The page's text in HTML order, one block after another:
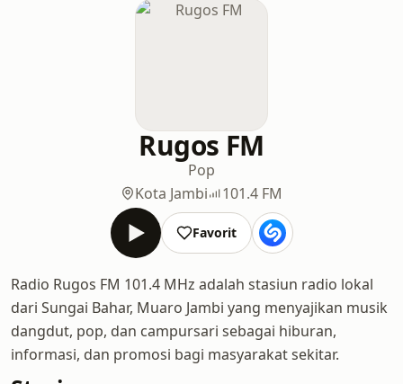
Rugos FM
Pop
Kota Jambi
101.4 FM
Favorit
Radio Rugos FM 101.4 MHz adalah stasiun radio lokal
dari Sungai Bahar, Muaro Jambi yang menyajikan musik
dangdut, pop, dan campursari sebagai hiburan,
informasi, dan promosi bagi masyarakat sekitar.